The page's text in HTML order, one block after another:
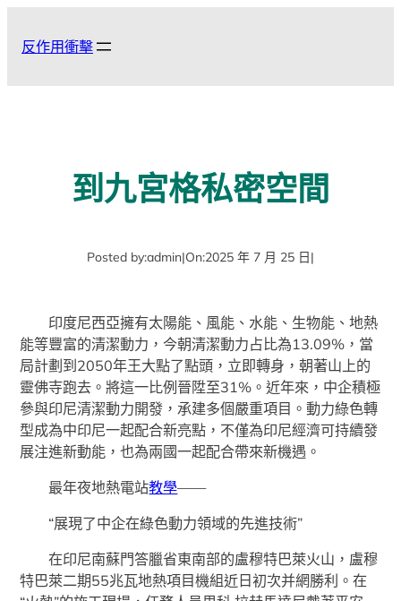
反作用衝擊
到九宮格私密空間
Posted by:admin|On:2025 年 7 月 25 日|
印度尼西亞擁有太陽能、風能、水能、生物能、地熱
能等豐富的清潔動力，今朝清潔動力占比為13.09%，當
局計劃到2050年王大點了點頭，立即轉身，朝著山上的
靈佛寺跑去。將這一比例晉陞至31%。近年來，中企積極
參與印尼清潔動力開發，承建多個嚴重項目。動力綠色轉
型成為中印尼一起配合新亮點，不僅為印尼經濟可持續發
展注進新動能，也為兩國一起配合帶來新機遇。
最年夜地熱電站教學——
“展現了中企在綠色動力領域的先進技術”
在印尼南蘇門答臘省東南部的盧穆特巴萊火山，盧穆
特巴萊二期55兆瓦地熱項目機組近日初次并網勝利。在